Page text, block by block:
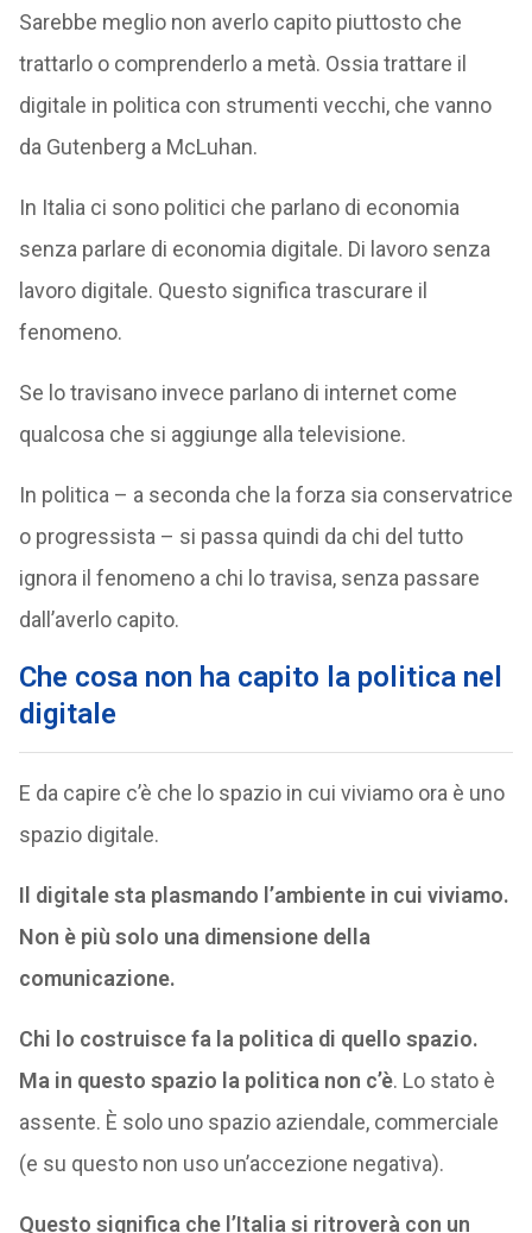
Sarebbe meglio non averlo capito piuttosto che
trattarlo o comprenderlo a metà. Ossia trattare il
digitale in politica con strumenti vecchi, che vanno
da Gutenberg a McLuhan.
In Italia ci sono politici che parlano di economia
senza parlare di economia digitale. Di lavoro senza
lavoro digitale. Questo significa trascurare il
fenomeno.
Se lo travisano invece parlano di internet come
qualcosa che si aggiunge alla televisione.
In politica – a seconda che la forza sia conservatrice
o progressista – si passa quindi da chi del tutto
ignora il fenomeno a chi lo travisa, senza passare
dall’averlo capito.
Che cosa non ha capito la politica nel
digitale
E da capire c’è che lo spazio in cui viviamo ora è uno
spazio digitale.
Il digitale sta plasmando l’ambiente in cui viviamo.
Non è più solo una dimensione della
comunicazione.
Chi lo costruisce fa la politica di quello spazio.
Ma in questo spazio la politica non c’è. Lo stato è
assente. È solo uno spazio aziendale, commerciale
(e su questo non uso un’accezione negativa).
Questo significa che l’Italia si ritroverà con un